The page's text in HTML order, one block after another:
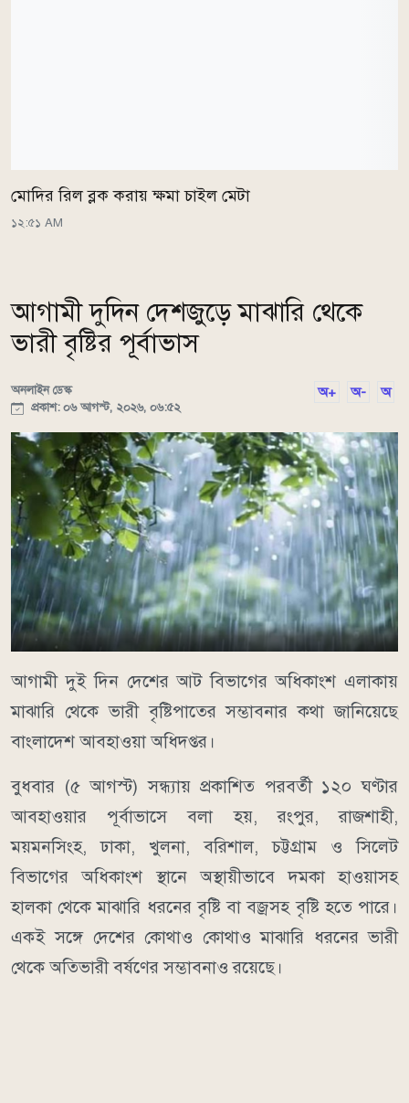
মোদির রিল ব্লক করায় ক্ষমা চাইল মেটা
১২:৫১ AM
আগামী দুদিন দেশজুড়ে মাঝারি থেকে
ভারী বৃষ্টির পূর্বাভাস
অনলাইন ডেস্ক
প্রকাশ: ০৬ আগস্ট, ২০২৬, ০৬:৫২
অ+ অ- অ
আগামী দুই দিন দেশের আট বিভাগের অধিকাংশ এলাকায়
মাঝারি থেকে ভারী বৃষ্টিপাতের সম্ভাবনার কথা জানিয়েছে
বাংলাদেশ আবহাওয়া অধিদপ্তর।
বুধবার (৫ আগস্ট) সন্ধ্যায় প্রকাশিত পরবর্তী ১২০ ঘণ্টার
আবহাওয়ার পূর্বাভাসে বলা হয়, রংপুর, রাজশাহী,
ময়মনসিংহ, ঢাকা, খুলনা, বরিশাল, চট্টগ্রাম ও সিলেট
বিভাগের অধিকাংশ স্থানে অস্থায়ীভাবে দমকা হাওয়াসহ
হালকা থেকে মাঝারি ধরনের বৃষ্টি বা বজ্রসহ বৃষ্টি হতে পারে।
একই সঙ্গে দেশের কোথাও কোথাও মাঝারি ধরনের ভারী
থেকে অতিভারী বর্ষণের সম্ভাবনাও রয়েছে।